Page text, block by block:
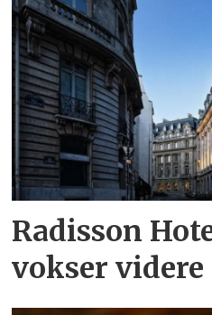
Radisson
vokser